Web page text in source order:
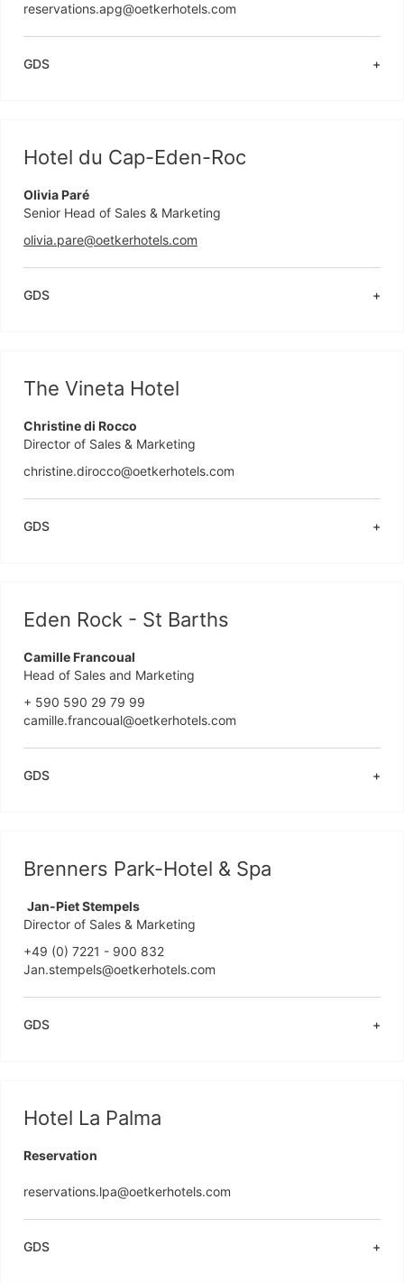
reservations.apg@oetkerhotels.com
GDS
Hotel du Cap-Eden-Roc
Olivia Paré
Senior Head of Sales & Marketing
olivia.pare@oetkerhotels.com
GDS
The Vineta Hotel
Christine di Rocco
Director of Sales & Marketing
christine.dirocco@oetkerhotels.com
GDS
Eden Rock - St Barths
Camille Francoual
Head of Sales and Marketing
+ 590 590 29 79 99
camille.francoual@oetkerhotels.com
GDS
Brenners Park-Hotel & Spa
Jan-Piet Stempels
Director of Sales & Marketing
+49 (0) 7221 - 900 832
Jan.stempels@oetkerhotels.com
GDS
Hotel La Palma
Reservation
reservations.lpa@oetkerhotels.com
GDS